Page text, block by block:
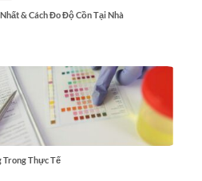
& Cách Đo Độ Cồn Tại Nhà
Trong Thực Tế